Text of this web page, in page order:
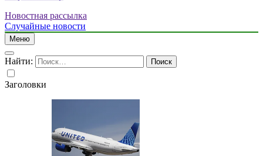
Новостная рассылка
Случайные новости
Меню
Найти:
Заголовки